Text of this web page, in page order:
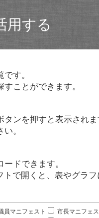
用する
す。
ことができます。
ンを押すと表示されま
。
ドできます。
で開くと、表やグラ
員マニフェスト
市長マニフェス